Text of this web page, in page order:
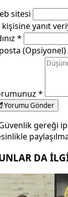
sitesi
kişisine yanıt
*
(Opsiyonel)
*
Yorumu Gönder
gereği ip
DA